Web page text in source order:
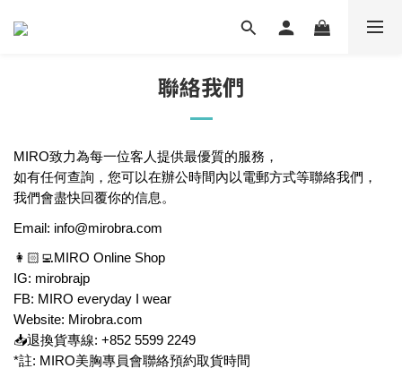
聯絡我們
MIRO致力為每一位客人提供最優質的服務，
如有任何查詢，您可以在辦公時間內以電郵方式等聯絡我們，
我們會盡快回覆你的信息。
Email: info@mirobra.com
👩🏻‍💻MIRO Online Shop
IG: mirobrajp
FB: MIRO everyday I wear
Website: Mirobra.com
📥退換貨專線: +852 5599 2249
*註: MIRO美胸專員會聯絡預約取貨時間